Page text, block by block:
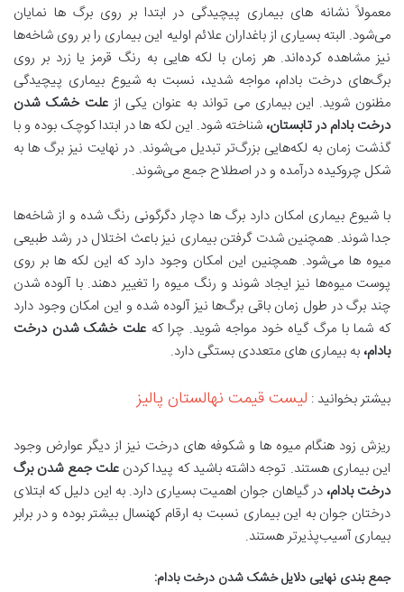
معمولاً نشانه های بیماری پیچیدگی در ابتدا بر روی برگ ‌ها نمایان
می‌شود. البته بسیاری از باغداران علائم اولیه این بیماری را بر روی شاخه‌ها
نیز مشاهده کرده‌اند. هر زمان با لکه ‌هایی به رنگ قرمز یا زرد بر روی
برگ‌های درخت بادام، مواجه شدید، نسبت به شیوع بیماری پیچیدگی
مظنون شوید. این بیماری می تواند به عنوان یکی ازعلت خشک شدن
درخت بادام در تابستان، شناخته شود. این لکه ‌ها در ابتدا کوچک بوده و با
گذشت زمان به لکه‌هایی بزرگ‌تر تبدیل می‌شوند. در نهایت نیز برگ ‌ها به
شکل چروکیده درآمده و در اصطلاح جمع می‌شوند.
با شیوع بیماری امکان دارد برگ ها دچار دگرگونی رنگ شده و از شاخه‌ها
جدا شوند. همچنین شدت گرفتن بیماری نیز باعث اختلال در رشد طبیعی
میوه‌ ها می‌شود. همچنین این امکان وجود دارد که این لکه ‌ها بر روی
پوست میوه‌ها نیز ایجاد شوند و رنگ میوه را تغییر دهند. با آلوده شدن
چند برگ در طول زمان باقی برگ‌ها نیز آلوده شده و این امکان وجود دارد
که شما با مرگ گیاه خود مواجه شوید. چرا که علت خشک شدن درخت
بادام، به بیماری های متعددی بستگی دارد.
بیشتر بخوانید : لیست قیمت نهالستان پالیز
ریزش زود هنگام میوه‌ ها و شکوفه ‌های درخت نیز از دیگر عوارض وجود
این بیماری هستند. توجه داشته باشید که پیدا کردنعلت جمع شدن برگ
درخت بادام، در گیاهان جوان اهمیت بسیاری دارد. به این دلیل که ابتلای
درختان جوان به این بیماری نسبت به ارقام کهنسال بیشتر بوده و در برابر
بیماری آسیب‌پذیرتر هستند.
جمع بندی نهایی دلایل خشک شدن درخت بادام: